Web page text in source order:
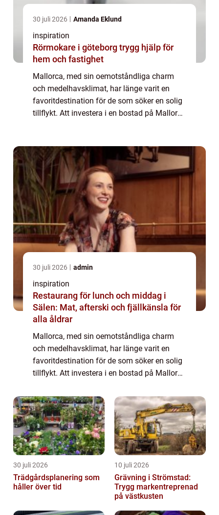
30 juli 2026 Amanda Eklund
inspiration
Rörmokare i göteborg trygg hjälp för
hem och fastighet
Mallorca, med sin oemotståndliga charm
och medelhavsklimat, har länge varit en
favoritdestination för de som söker en solig
tillflykt. Att investera i en bostad på Mallorca
30 juli 2026 admin
inspiration
Restaurang för lunch och middag i
Sälen: Mat, afterski och fjällkänsla för
alla åldrar
Mallorca, med sin oemotståndliga charm
och medelhavsklimat, har länge varit en
favoritdestination för de som söker en solig
tillflykt. Att investera i en bostad på Mallorca
chans...
30 juli 2026
Trädgårdsplanering som
håller över tid
10 juli 2026
Grävning i Strömstad:
Trygg markentreprenad
på västkusten